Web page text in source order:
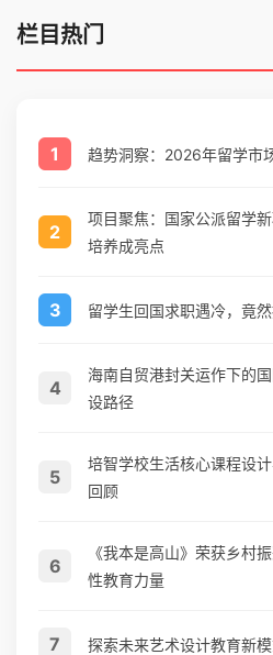
栏目热门
1 趋势洞察：2026年留学市
2
项目聚焦：国家公派留学
培养成亮点
3 留学生回国求职遇冷，竟
4
海南自贸港封关运作下的
设路径
5
培智学校生活核心课程设
回顾
6
《我本是高山》荣获乡村
性教育力量
7 探索未来艺术设计教育新